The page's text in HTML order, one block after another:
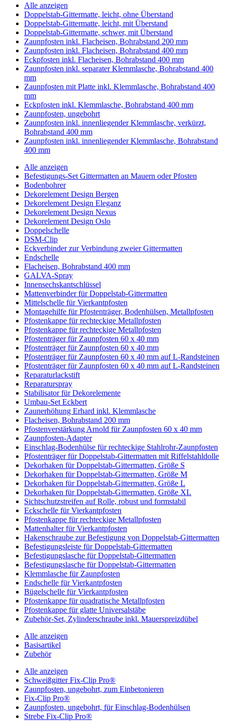
Alle anzeigen
Doppelstab-Gittermatte, leicht, ohne Überstand
Doppelstab-Gittermatte, leicht, mit Überstand
Doppelstab-Gittermatte, schwer, mit Überstand
Zaunpfosten inkl. Flacheisen, Bohrabstand 200 mm
Zaunpfosten inkl. Flacheisen, Bohrabstand 400 mm
Eckpfosten inkl. Flacheisen, Bohrabstand 400 mm
Zaunpfosten inkl. separater Klemmlasche, Bohrabstand 400
mm
Zaunpfosten mit Platte inkl. Klemmlasche, Bohrabstand 400
mm
Eckpfosten inkl. Klemmlasche, Bohrabstand 400 mm
Zaunpfosten, ungebohrt
Zaunpfosten inkl. innenliegender Klemmlasche, verkürzt,
Bohrabstand 400 mm
Zaunpfosten inkl. innenliegender Klemmlasche, Bohrabstand
400 mm
Alle anzeigen
Befestigungs-Set Gittermatten an Mauern oder Pfosten
Bodenbohrer
Dekorelement Design Bergen
Dekorelement Design Eleganz
Dekorelement Design Nexus
Dekorelement Design Oslo
Doppelschelle
DSM-Clip
Eckverbinder zur Verbindung zweier Gittermatten
Endschelle
Flacheisen, Bohrabstand 400 mm
GALVA-Spray
Innensechskantschlüssel
Mattenverbinder für Doppelstab-Gittermatten
Mittelschelle für Vierkantpfosten
Montagehilfe für Pfostenträger, Bodenhülsen, Metallpfosten
Pfostenkappe für rechteckige Metallpfosten
Pfostenkappe für rechteckige Metallpfosten
Pfostenträger für Zaunpfosten 60 x 40 mm
Pfostenträger für Zaunpfosten 60 x 40 mm
Pfostenträger für Zaunpfosten 60 x 40 mm auf L-Randsteinen
Pfostenträger für Zaunpfosten 60 x 40 mm auf L-Randsteinen
Reparaturlackstift
Reparaturspray
Stabilisator für Dekorelemente
Umbau-Set Eckbert
Zaunerhöhung Erhard inkl. Klemmlasche
Flacheisen, Bohrabstand 200 mm
Pfostenverstärkung Arnold für Zaunpfosten 60 x 40 mm
Zaunpfosten-Adapter
Einschlag-Bodenhülse für rechteckige Stahlrohr-Zaunpfosten
Pfostenträger für Doppelstab-Gittermatten mit Riffelstahldolle
Dekorhaken für Doppelstab-Gittermatten, Größe S
Dekorhaken für Doppelstab-Gittermatten, Größe M
Dekorhaken für Doppelstab-Gittermatten, Größe L
Dekorhaken für Doppelstab-Gittermatten, Größe XL
Sichtschutzstreifen auf Rolle, robust und formstabil
Eckschelle für Vierkantpfosten
Pfostenkappe für rechteckige Metallpfosten
Mattenhalter für Vierkantpfosten
Hakenschraube zur Befestigung von Doppelstab-Gittermatten
Befestigungsleiste für Doppelstab-Gittermatten
Befestigungslasche für Doppelstab-Gittermatten
Befestigungslasche für Doppelstab-Gittermatten
Klemmlasche für Zaunpfosten
Endschelle für Vierkantpfosten
Bügelschelle für Vierkantpfosten
Pfostenkappe für quadratische Metallpfosten
Pfostenkappe für glatte Universalstäbe
Zubehör-Set, Zylinderschraube inkl. Mauerspreizdübel
Alle anzeigen
Basisartikel
Zubehör
Alle anzeigen
Schweißgitter Fix-Clip Pro®
Zaunpfosten, ungebohrt, zum Einbetonieren
Fix-Clip Pro®
Zaunpfosten, ungebohrt, für Einschlag-Bodenhülsen
Strebe Fix-Clip Pro®